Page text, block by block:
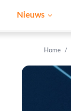
Nieuws
Home